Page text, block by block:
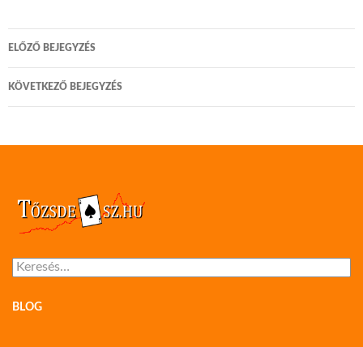
Bejegyzés
navigáció
ELŐZŐ BEJEGYZÉS
KÖVETKEZŐ BEJEGYZÉS
Keresés:
BLOG